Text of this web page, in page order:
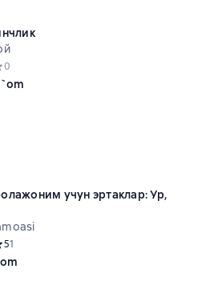
рейтинг 0 на основе 0 оценок
0
учун эртаклар: Ур,
рейтинг 5 на основе 1 оценок
51